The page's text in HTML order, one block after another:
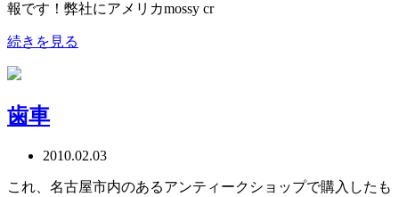
報です！弊社にアメリカmossy cr
続きを見る
歯車
2010.02.03
これ、名古屋市内のあるアンティークショップで購入したも